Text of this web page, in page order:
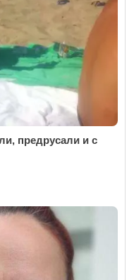
предрусали и с